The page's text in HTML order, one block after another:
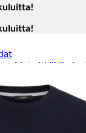
pitkähihaiset
ja hupparit